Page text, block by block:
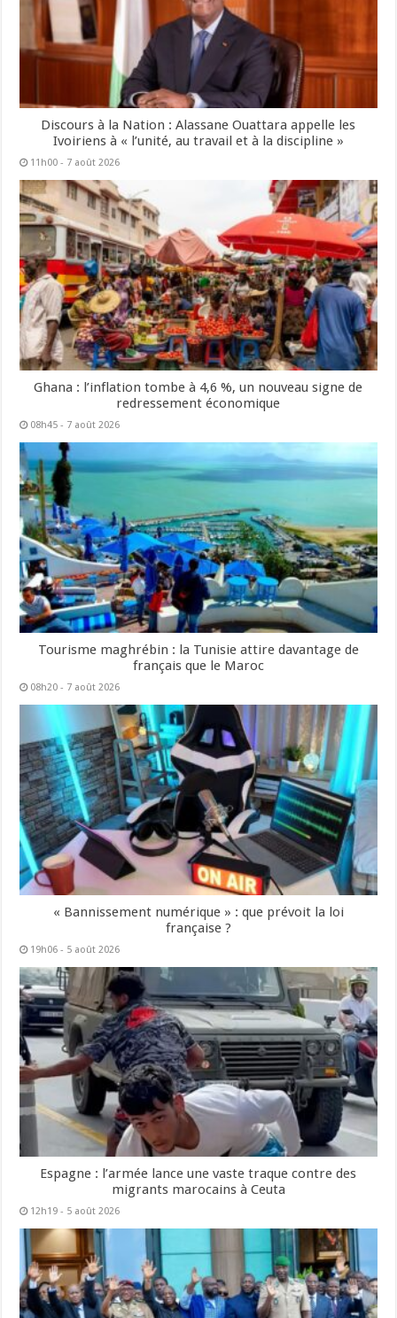
Discours à la Nation : Alassane Ouattara appelle les
Ivoiriens à « l’unité, au travail et à la discipline »
11h00 - 7 août 2026
Ghana : l’inflation tombe à 4,6 %, un nouveau signe de
redressement économique
08h45 - 7 août 2026
Tourisme maghrébin : la Tunisie attire davantage de
français que le Maroc
08h20 - 7 août 2026
« Bannissement numérique » : que prévoit la loi
française ?
19h06 - 5 août 2026
Espagne : l’armée lance une vaste traque contre des
migrants marocains à Ceuta
12h19 - 5 août 2026